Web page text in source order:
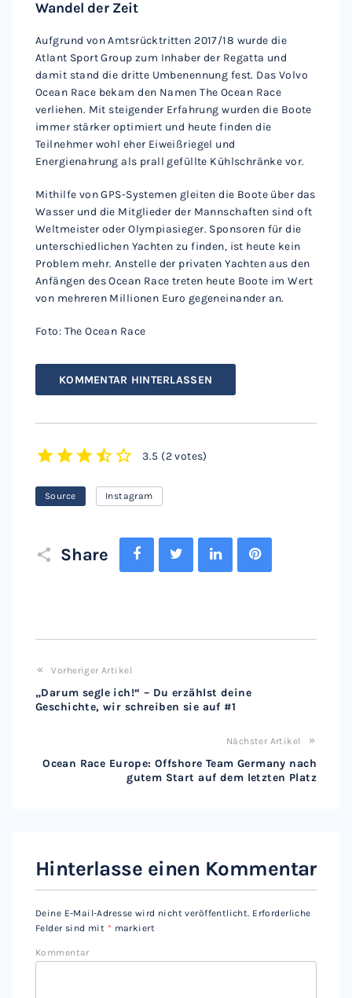
Wandel der Zeit
Aufgrund von Amtsrücktritten 2017/18 wurde die
Atlant Sport Group zum Inhaber der Regatta und
damit stand die dritte Umbenennung fest. Das Volvo
Ocean Race bekam den Namen The Ocean Race
verliehen. Mit steigender Erfahrung wurden die Boote
immer stärker optimiert und heute finden die
Teilnehmer wohl eher Eiweißriegel und
Energienahrung als prall gefüllte Kühlschränke vor.
Mithilfe von GPS-Systemen gleiten die Boote über das
Wasser und die Mitglieder der Mannschaften sind oft
Weltmeister oder Olympiasieger. Sponsoren für die
unterschiedlichen Yachten zu finden, ist heute kein
Problem mehr. Anstelle der privaten Yachten aus den
Anfängen des Ocean Race treten heute Boote im Wert
von mehreren Millionen Euro gegeneinander an.
Foto: The Ocean Race
KOMMENTAR HINTERLASSEN
3.5 (2 votes)
Source Instagram
Share
FacebookTwitter LinkedIn
Vorheriger Artikel
„Darum segle ich!“ – Du erzählst deine
Geschichte, wir schreiben sie auf #1
Nächster Artikel
Ocean Race Europe: Offshore Team Germany nach
gutem Start auf dem letzten Platz
Hinterlasse einen Kommentar
Deine E-Mail-Adresse wird nicht veröffentlicht. Erforderliche
Felder sind mit * markiert
Kommentar